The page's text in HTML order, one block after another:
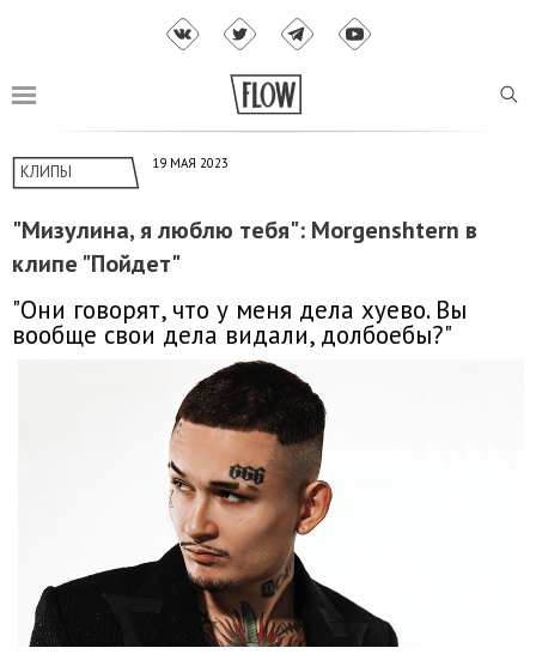
КЛИПЫ 19 МАЯ 2023
"Мизулина, я люблю тебя": Morgenshtern в
клипе "Пойдет"
"Они говорят, что у меня дела хуево. Вы
вообще свои дела видали, долбоебы?"